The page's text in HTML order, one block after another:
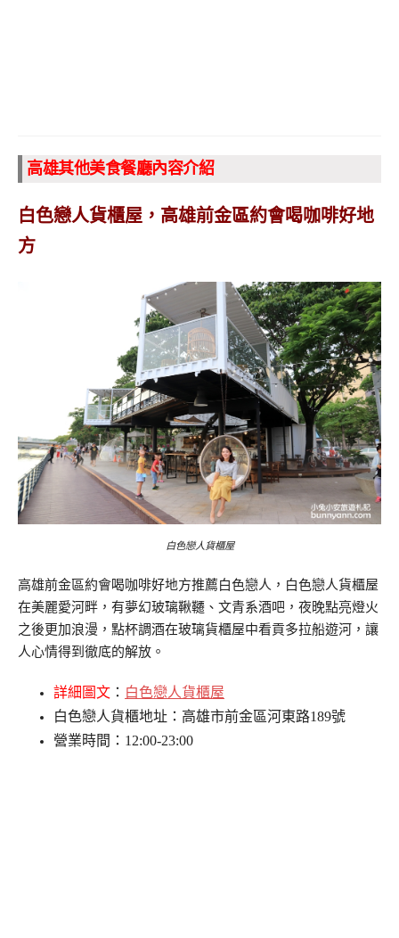
高雄其他美食餐廳內容介紹
白色戀人貨櫃屋，高雄前金區約會喝咖啡好地
方
白色戀人貨櫃屋
高雄前金區約會喝咖啡好地方推薦白色戀人，白色戀人貨櫃屋
在美麗愛河畔，有夢幻玻璃鞦韆、文青系酒吧，夜晚點亮燈火
之後更加浪漫，點杯調酒在玻璃貨櫃屋中看貢多拉船遊河，讓
人心情得到徹底的解放。
詳細圖文 ： 白色戀人貨櫃屋
白色戀人貨櫃地址：高雄市前金區河東路189號
營業時間：12:00-23:00